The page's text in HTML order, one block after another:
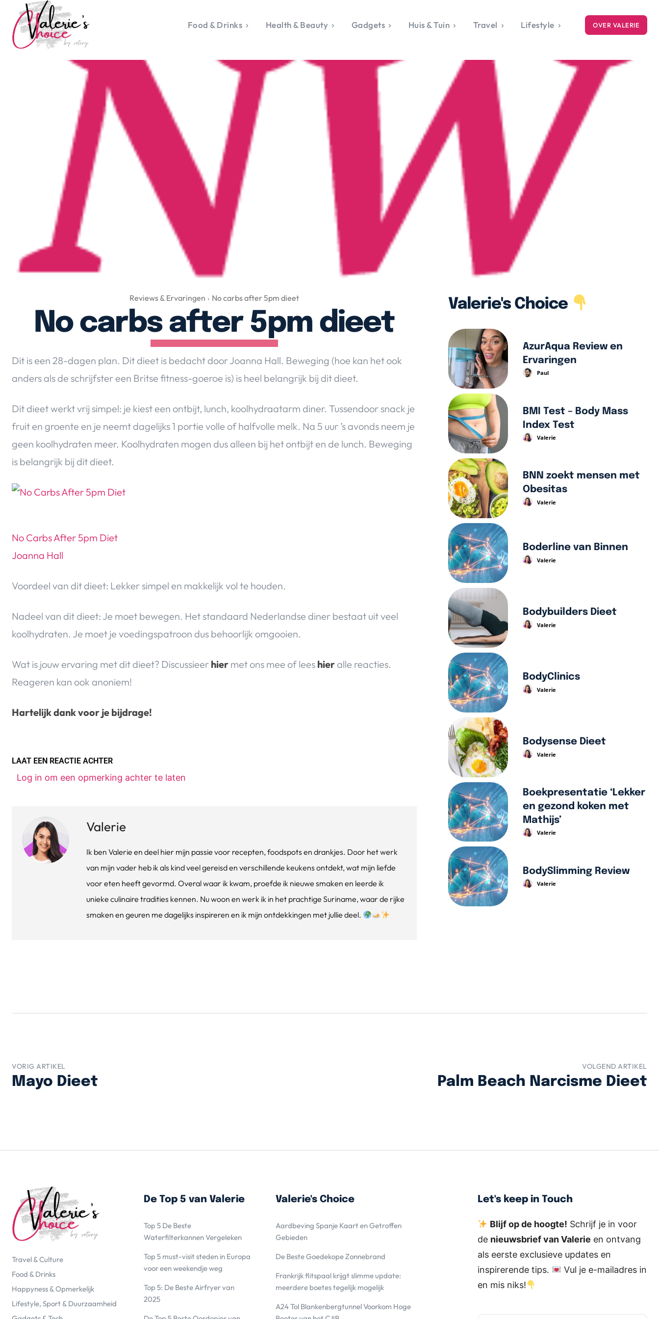
Travel & Culture
Food & Drinks
Happyness & Opmerkelijk
Lifestyle, Sport &
Duurzaamheid
Gadgets & Tech
Top 5 van Valerie
Health & Beauty
Huis & Tuin
Nieuws & Media
Over Valerie
Gadgets
Lifestyle
Food & Drinks Health & Beauty Gadgets Huis & Tuin Travel Lifestyle OVER VALERIE
Reviews & Ervaringen No carbs after 5pm dieet
No carbs after 5pm dieet
Dit is een 28-dagen plan. Dit dieet is bedacht door Joanna Hall. Beweging (hoe kan het ook
anders als de schrijfster een Britse fitness-goeroe is) is heel belangrijk bij dit dieet.
Dit dieet werkt vrij simpel: je kiest een ontbijt, lunch, koolhydraatarm diner. Tussendoor snack je
fruit en groente en je neemt dagelijks 1 portie volle of halfvolle melk. Na 5 uur ’s avonds neem je
geen koolhydraten meer. Koolhydraten mogen dus alleen bij het ontbijt en de lunch. Beweging
is belangrijk bij dit dieet.
No Carbs After 5pm Diet
Joanna Hall
Voordeel van dit dieet: Lekker simpel en makkelijk vol te houden.
Nadeel van dit dieet: Je moet bewegen. Het standaard Nederlandse diner bestaat uit veel
koolhydraten. Je moet je voedingspatroon dus behoorlijk omgooien.
Wat is jouw ervaring met dit dieet? Discussieer hier met ons mee of lees hier alle reacties.
Reageren kan ook anoniem!
Hartelijk dank voor je bijdrage!
LAAT EEN REACTIE ACHTER
Log in om een opmerking achter te laten
Valerie
Ik ben Valerie en deel hier mijn passie voor recepten, foodspots en drankjes. Door het werk
van mijn vader heb ik als kind veel gereisd en verschillende keukens ontdekt, wat mijn liefde
voor eten heeft gevormd. Overal waar ik kwam, proefde ik nieuwe smaken en leerde ik
unieke culinaire tradities kennen. Nu woon en werk ik in het prachtige Suriname, waar de rijke
smaken en geuren me dagelijks inspireren en ik mijn ontdekkingen met jullie deel.
Valerie's Choice
AzurAqua Review en
Ervaringen
Paul
BMI Test – Body Mass
Index Test
Valerie
BNN zoekt mensen met
Obesitas
Valerie
Boderline van Binnen
Valerie
Bodybuilders Dieet
Valerie
BodyClinics
Valerie
Bodysense Dieet
Valerie
Boekpresentatie ‘Lekker
en gezond koken met
Mathijs’
Valerie
BodySlimming Review
Valerie
VORIG ARTIKEL
Mayo Dieet
VOLGEND ARTIKEL
Palm Beach Narcisme Dieet
Travel & Culture
Food & Drinks
Happyness & Opmerkelijk
Lifestyle, Sport & Duurzaamheid
De Top 5 van Valerie
Top 5 De Beste
Waterfilterkannen Vergeleken
Top 5 must-visit steden in Europa
voor een weekendje weg
Top 5: De Beste Airfryer van
2025
Valerie's Choice
Aardbeving Spanje Kaart en Getroffen
Gebieden
De Beste Goedekope Zonnebrand
Frankrijk flitspaal krijgt slimme update:
meerdere boetes tegelijk mogelijk
A24 Tol Blankenbergtunnel Voorkom Hoge
Let's keep in Touch
Blijf op de hoogte! Schrijf je in voor
de nieuwsbrief van Valerie en ontvang
als eerste exclusieve updates en
inspirerende tips.
Vul je e-mailadres in
en mis niks!